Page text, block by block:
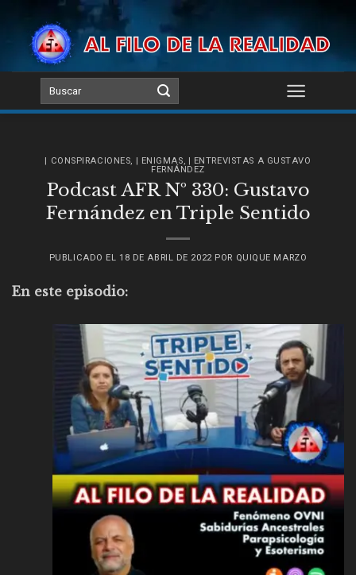
content
| CONSPIRACIONES, | ENIGMAS, | ENTREVISTAS A GUSTAVO
FERNÁNDEZ
Podcast AFR Nº 330: Gustavo
Fernández en Triple Sentido
PUBLICADO EL 18 DE ABRIL DE 2022 POR QUIQUE MARZO
En este episodio: